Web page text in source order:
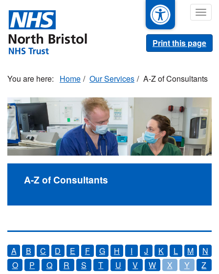
main
content
Print this page
Home Our Services A-Z of Consultants
A-Z of Consultants
A B C D E F G H I J K L M
N
O
P Q R S T U V W X Y Z